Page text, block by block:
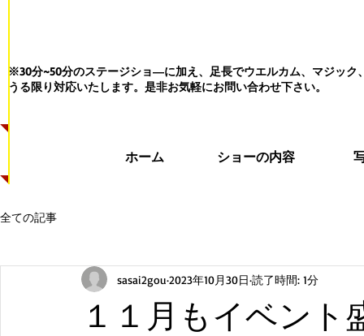
※30分~50分のステージショ―に加え、足長でウエルカム、マジック
うる限り対応いたします。 是非お気軽にお問い合わせ下さい。
ホーム ショーの内容
全ての記事
１１月もイベント
sasai2gou 2023年10月30日 読了時間: 1分